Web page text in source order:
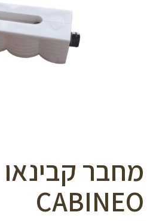
סמן קישורים
לאפס
כל
cached
מחבר קבינאו
CABINEO